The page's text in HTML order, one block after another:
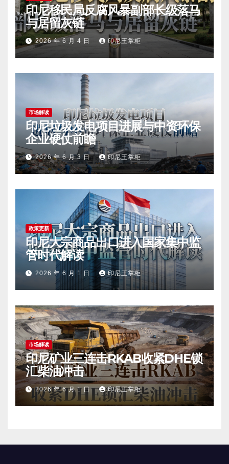
印尼移民局反腐风暴副部长级落马
与居留灰链
2026 年 6 月 4 日 印尼王掌柜
市场解读
印尼垃圾发电项目进展与中资环保
企业硬仗前瞻
2026 年 6 月 3 日 印尼王掌柜
政策更新
印尼大宗商品出口进入国家集中监
管时代解读
2026 年 6 月 1 日 印尼王掌柜
市场解读
印尼矿业三连击RKAB收紧DHE锁
汇柴油冲击
2026 年 6 月 1 日 印尼王掌柜